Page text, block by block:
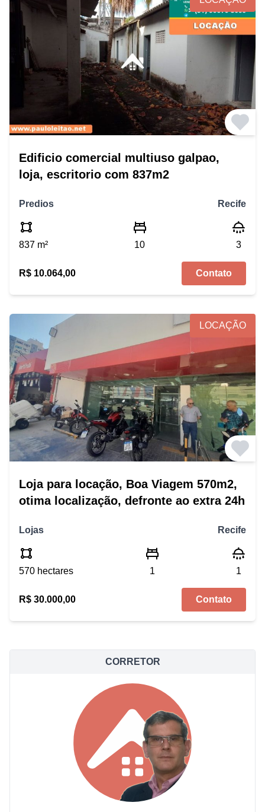
Edificio comercial multiuso galpao,
loja, escritorio com 837m2
Predios Recife
837 m² 10 3
R$ 10.064,00 Contato
LOCAÇÃO
Loja para locação, Boa Viagem 570m2,
otima localização, defronte ao extra 24h
Lojas Recife
570 hectares 1 1
R$ 30.000,00 Contato
CORRETOR